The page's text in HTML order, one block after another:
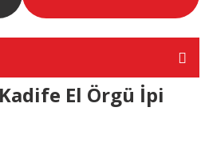
El Örgü İpi